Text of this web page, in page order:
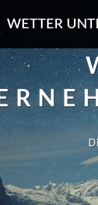
WETTER